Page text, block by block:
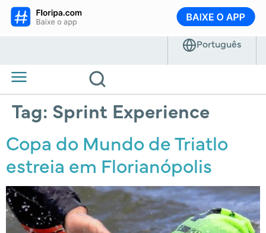
Tag: Sprint Experience
Copa do Mundo de Triatlo
estreia em Florianópolis